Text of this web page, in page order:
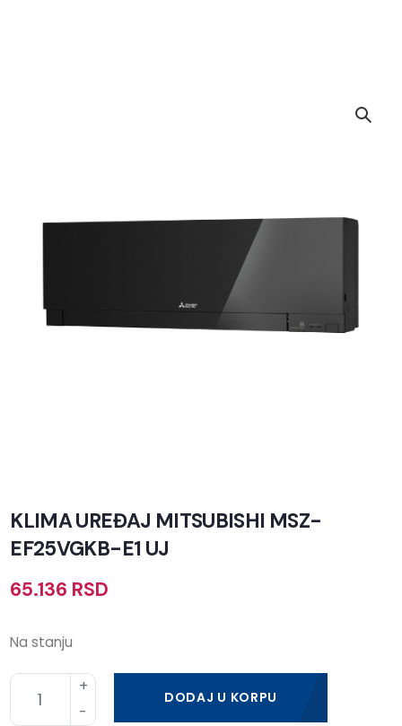
KLIMA UREĐAJ MITSUBISHI MSZ-
EF25VGKB-E1 UJ
65.136 RSD
Na stanju
DODAJ U KORPU